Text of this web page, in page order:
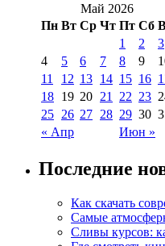
Май 2026
Пн Вт Ср Чт Пт Сб
« Апр Июн »
1 2
3
4
5 6 7 8 9
11
12 13 14 15 16
18 19 20 21 22 23
25 26 27 28 29 30
Последние
Как скачать
Самые
Сливы курсов: